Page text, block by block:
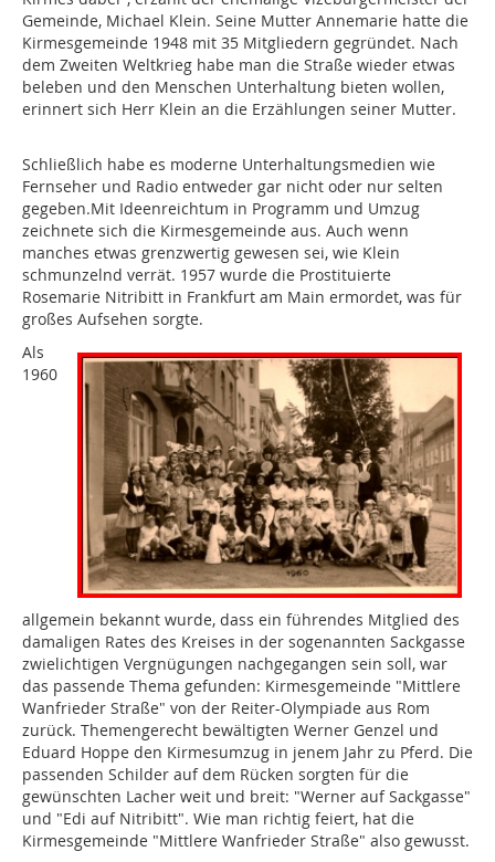
Gemeinde, Michael Klein. Seine Mutter Annemarie hatte die
Kirmesgemeinde 1948 mit 35 Mitgliedern gegründet. Nach
dem Zweiten Weltkrieg habe man die Straße wieder etwas
beleben und den Menschen Unterhaltung bieten wollen,
erinnert sich Herr Klein an die Erzählungen seiner Mutter.
Schließlich habe es moderne Unterhaltungsmedien wie
Fernseher und Radio entweder gar nicht oder nur selten
gegeben.Mit Ideenreichtum in Programm und Umzug
zeichnete sich die Kirmesgemeinde aus. Auch wenn
manches etwas grenzwertig gewesen sei, wie Klein
schmunzelnd verrät. 1957 wurde die Prostituierte
Rosemarie Nitribitt in Frankfurt am Main ermordet, was für
großes Aufsehen sorgte.
Als
1960
allgemein bekannt wurde, dass ein führendes Mitglied des
damaligen Rates des Kreises in der sogenannten Sackgasse
zwielichtigen Vergnügungen nachgegangen sein soll, war
das passende Thema gefunden: Kirmesgemeinde "Mittlere
Wanfrieder Straße" von der Reiter-Olympiade aus Rom
zurück. Themengerecht bewältigten Werner Genzel und
Eduard Hoppe den Kirmesumzug in jenem Jahr zu Pferd. Die
passenden Schilder auf dem Rücken sorgten für die
gewünschten Lacher weit und breit: "Werner auf Sackgasse"
und "Edi auf Nitribitt". Wie man richtig feiert, hat die
Kirmesgemeinde "Mittlere Wanfrieder Straße" also gewusst.